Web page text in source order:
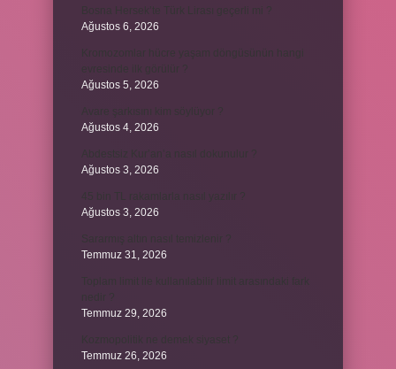
Ağustos 6, 2026
Ağustos 5, 2026
Ağustos 4, 2026
Ağustos 3, 2026
Ağustos 3, 2026
Temmuz 31, 2026
Temmuz 29, 2026
Temmuz 26, 2026